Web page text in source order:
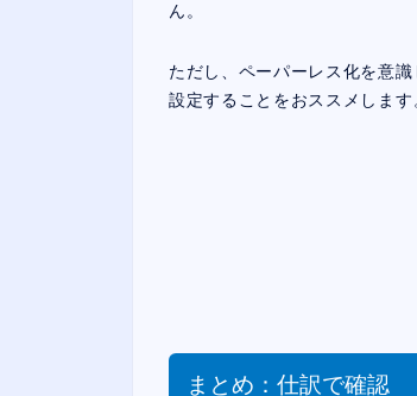
ん。
ただし、ペーパーレス化を意
設定することをおススメします
まとめ：仕訳で確認